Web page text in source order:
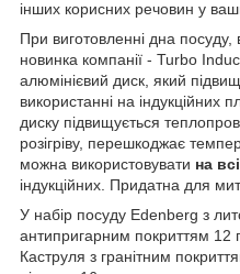
інших корисних речовин у
При виготовленні дна посуду,
новинка компанії - Turbo
алюмінієвий диск, який
використанні на індукційних
диску підвищується
розігріву, перешкоджає
можна використовувати на
індукційних. Придатна для
У набір посуду Edenberg з
антипригарним покриттям 12
Каструля з гранітним